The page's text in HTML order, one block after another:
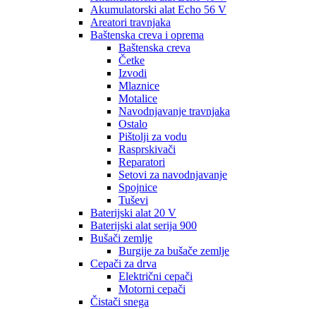
Akumulatorski alat Echo 56 V
Areatori travnjaka
Baštenska creva i oprema
Baštenska creva
Četke
Izvodi
Mlaznice
Motalice
Navodnjavanje travnjaka
Ostalo
Pištolji za vodu
Rasprskivači
Reparatori
Setovi za navodnjavanje
Spojnice
Tuševi
Baterijski alat 20 V
Baterijski alat serija 900
Bušači zemlje
Burgije za bušače zemlje
Cepači za drva
Električni cepači
Motorni cepači
Čistači snega